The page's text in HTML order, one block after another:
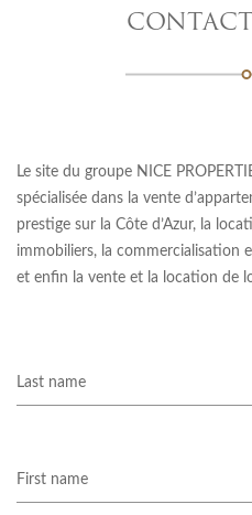
Le site du groupe NICE
spécialisée dans la vente
prestige sur la Côte d’Azur, la
immobiliers, la commercialisation
et enfin la vente et la location de